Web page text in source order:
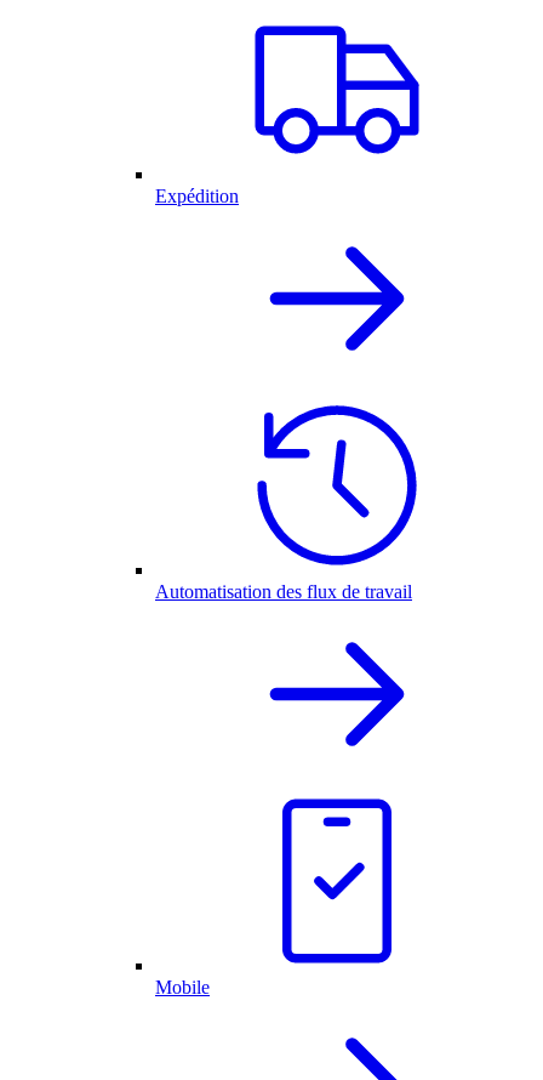
Expédition
Automatisation des flux de travail
Mobile